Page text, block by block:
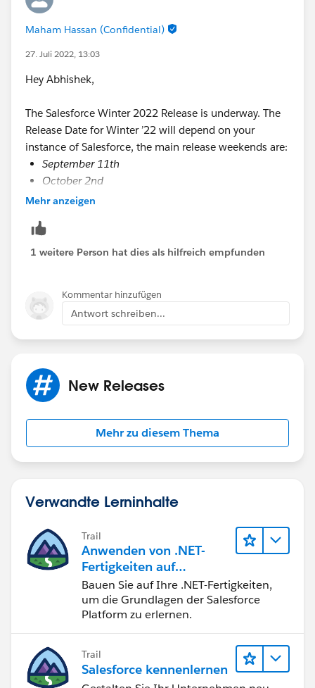
Maham Hassan (Confidential)
27. Juli 2022, 13:03
Hey Abhishek,
The Salesforce Winter 2022 Release is underway. The
Release Date for Winter ’22 will depend on your
instance of Salesforce, the main release weekends are:
September 11th
October 2nd
October 9th
Mehr anzeigen
1 weitere Person hat dies als hilfreich empfunden
Kommentar hinzufügen
Antwort schreiben...
New Releases
Mehr zu diesem Thema
Verwandte Lerninhalte
Trail
Anwenden von .NET-
Fertigkeiten auf
Salesforce
Bauen Sie auf Ihre .NET-Fertigkeiten,
um die Grundlagen der Salesforce
Platform zu erlernen.
Trail
Salesforce kennenlernen